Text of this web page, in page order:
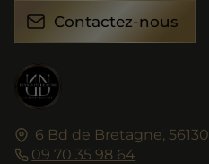
6 Bd de Bretagne, 56130
09 70 35 98 64
Contactez-nous